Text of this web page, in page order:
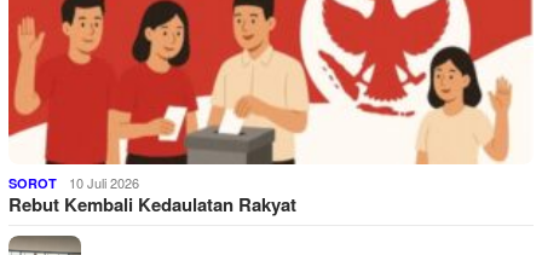
SOROT 10 Juli 2026
Rebut Kembali Kedaulatan Rakyat